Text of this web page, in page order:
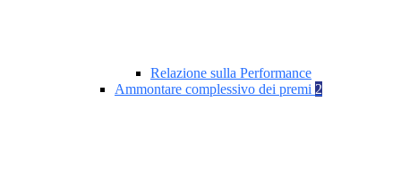
Relazione sulla Performance
Ammontare complessivo dei premi 2